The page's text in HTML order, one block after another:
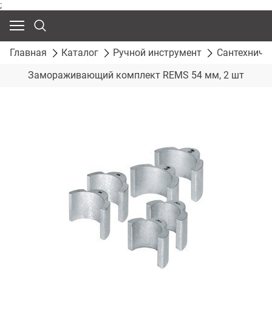
;
Главная Каталог Ручной инструмент
Замораживающий комплект REMS 54 мм, 2 шт